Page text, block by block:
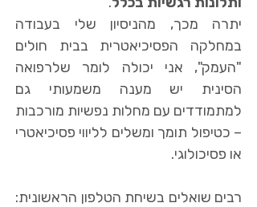
יתרה מכך, מהניסיון שלי בעבודה
במחלקה הפסיכיאטרית בבית חולים
"העמק", אני יכולה לומר שלרפואה
הסינית יש מענה משמעותי גם
למתמודדים עם מחלות נפשיות מורכבות
– כטיפול תומך ומשלים לליווי פסיכיאטרי
או פסיכולוגי.
רבים שואלים בשיחת הטלפון הראשונית: